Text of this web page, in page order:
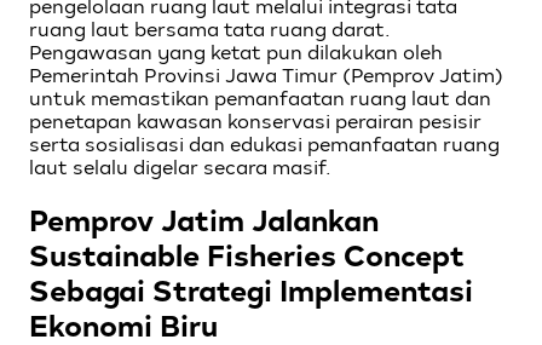
pengelolaan ruang laut melalui integrasi tata
ruang laut bersama tata ruang darat.
Pengawasan yang ketat pun dilakukan oleh
Pemerintah Provinsi Jawa Timur (Pemprov Jatim)
untuk memastikan pemanfaatan ruang laut dan
penetapan kawasan konservasi perairan pesisir
serta sosialisasi dan edukasi pemanfaatan ruang
laut selalu digelar secara masif.
Pemprov Jatim Jalankan
Sustainable Fisheries Concept
Sebagai Strategi Implementasi
Ekonomi Biru